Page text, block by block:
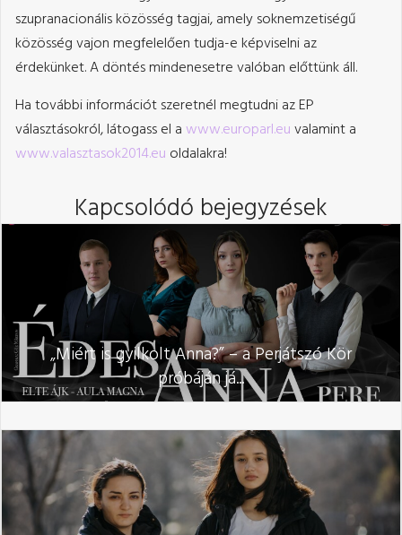
szupranacionális közösség tagjai, amely soknemzetiségű
közösség vajon megfelelően tudja-e képviselni az
érdekünket. A döntés mindenesetre valóban előttünk áll.
Ha további információt szeretnél megtudni az EP
választásokról, látogass el awww.europarl.euvalamint a
www.valasztasok2014.eu oldalakra!
Kapcsolódó bejegyzések
„Miért is gyilkolt Anna?” – a Perjátszó Kör
próbáján já...